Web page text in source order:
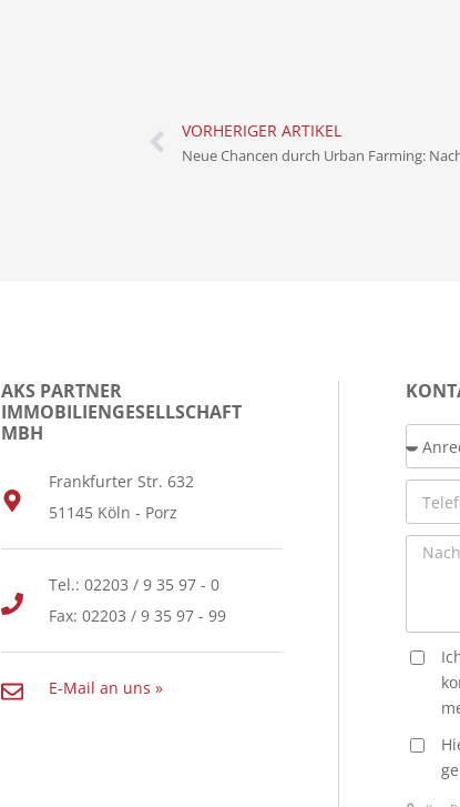
VORHERIGER ARTIKEL
AKS PARTNER
IMMOBILIENGESELLSCHAFT
MBH
Frankfurter Str. 632
51145 Köln - Porz
Tel.: 02203 / 9 35 97 - 0
Fax: 02203 / 9 35 97 - 99
E-Mail an uns »